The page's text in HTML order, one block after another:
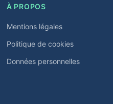
À PROPOS
Mentions légales
Politique de cookies
Données personnelles